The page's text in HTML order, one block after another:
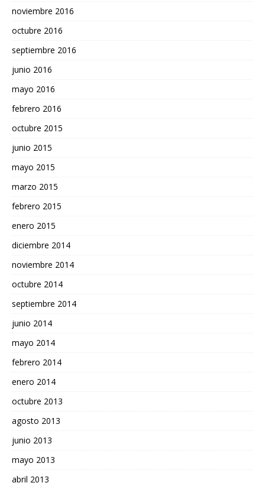
noviembre 2016
octubre 2016
septiembre 2016
junio 2016
mayo 2016
febrero 2016
octubre 2015
junio 2015
mayo 2015
marzo 2015
febrero 2015
enero 2015
diciembre 2014
noviembre 2014
octubre 2014
septiembre 2014
junio 2014
mayo 2014
febrero 2014
enero 2014
octubre 2013
agosto 2013
junio 2013
mayo 2013
abril 2013